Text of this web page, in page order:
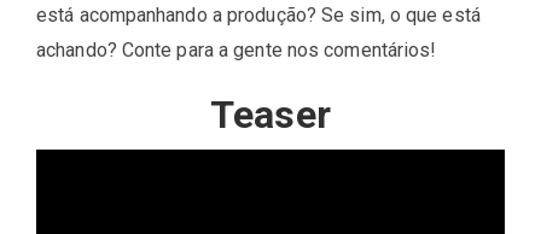
está acompanhando a produção? Se sim, o que está
achando? Conte para a gente nos comentários!
Teaser